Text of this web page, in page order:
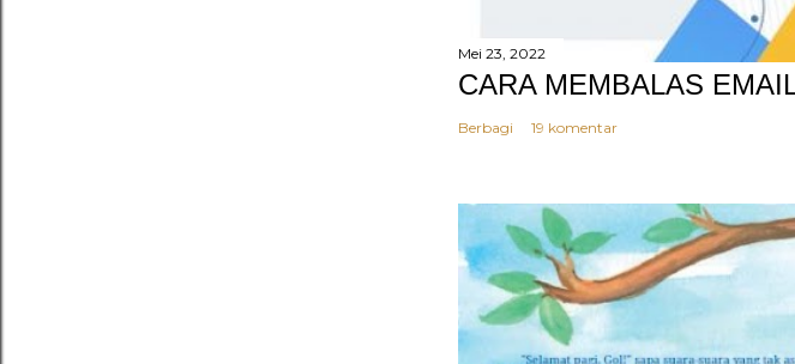
Mei 23, 2022
CARA MEMBALAS
Berbagi 19 komentar